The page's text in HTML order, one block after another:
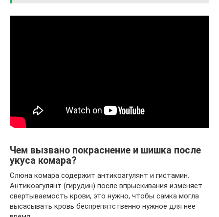
Чем вызвано покраснение и шишка после
укуса комара?
Слюна комара содержит антикоагулянт и гистамин.
Антикоагулянт (гирудин) после впрыскивания изменяет
свертываемость крови, это нужно, чтобы самка могла
высасывать кровь беспрепятственно нужное для нее